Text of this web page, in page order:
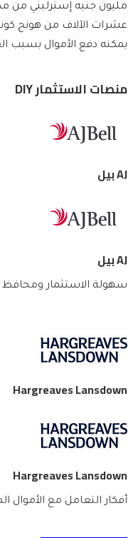
مليون جنيه إسترليني من
يمكنه دفع الأموال بسبب
منصات الاستثمار DIY
AJ بيل
AJ بيل
سهولة الاستثمار ومحافظ
Hargreaves Lansdown
Hargreaves Lansdown
أفكار التعامل مع الأموال